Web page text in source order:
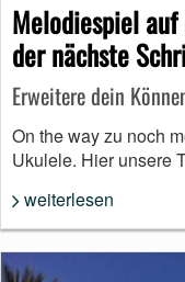
Melodiespiel
der nächste
Erweitere dein
On the way zu noch
Ukulele. Hier unsere
weiterlesen